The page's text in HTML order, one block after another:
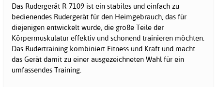
Das Rudergerät R-7109 ist ein stabiles und einfach zu
bedienendes Rudergerät für den Heimgebrauch, das für
diejenigen entwickelt wurde, die große Teile der
Körpermuskulatur effektiv und schonend trainieren möchten.
Das Rudertraining kombiniert Fitness und Kraft und macht
das Gerät damit zu einer ausgezeichneten Wahl für ein
umfassendes Training.